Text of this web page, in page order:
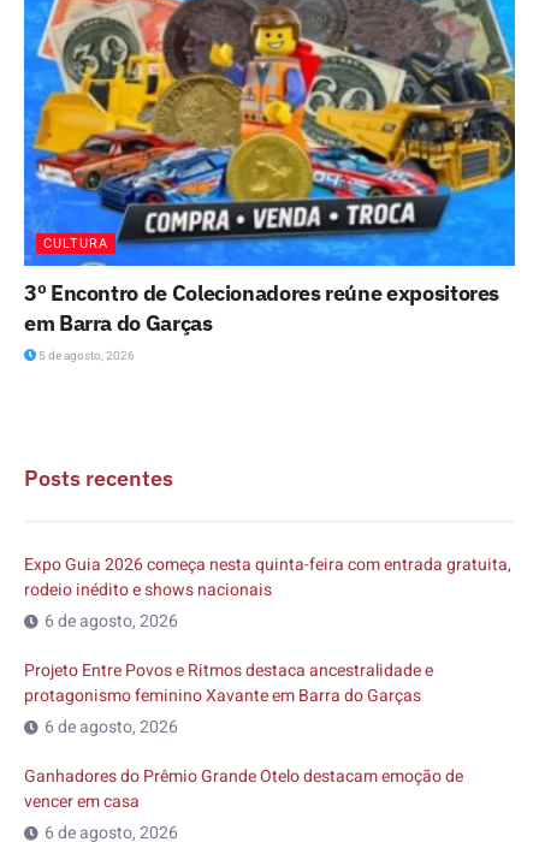
CULTURA
3º Encontro de Colecionadores reúne expositores
em Barra do Garças
5 de agosto, 2026
Posts recentes
Expo Guia 2026 começa nesta quinta-feira com entrada gratuita,
rodeio inédito e shows nacionais
6 de agosto, 2026
Projeto Entre Povos e Ritmos destaca ancestralidade e
protagonismo feminino Xavante em Barra do Garças
6 de agosto, 2026
Ganhadores do Prêmio Grande Otelo destacam emoção de
vencer em casa
6 de agosto, 2026